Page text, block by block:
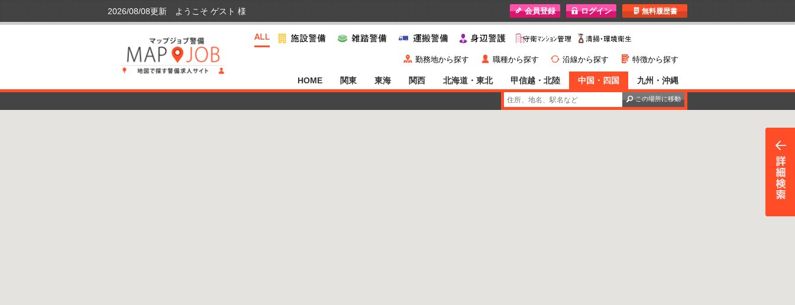
I 無料履歴書
y 勤務地から探す ˙ 職種から探す } 沿線から探す G 特徴から探す
HOME 関東 東海 関西 北海道・東北 甲信越・北陸 中国・四国 九州・沖縄